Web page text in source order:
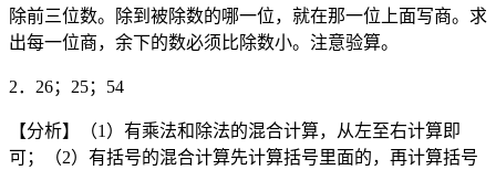
除前三位数。除到被除数的哪一位，就在那一位上面写商。求
出每一位商，余下的数必须比除数小。注意验算。
2．26；25；54
【分析】（1）有乘法和除法的混合计算，从左至右计算即
可；（2）有括号的混合计算先计算括号里面的，再计算括号